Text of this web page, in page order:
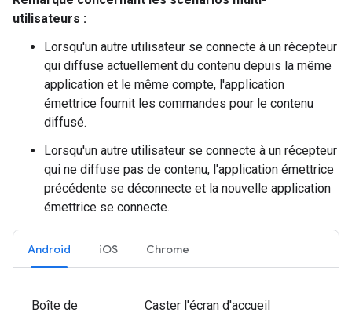
utilisateurs :
Lorsqu'un autre utilisateur se connecte à un récepteur
qui diffuse actuellement du contenu depuis la même
application et le même compte, l'application
émettrice fournit les commandes pour le contenu
diffusé.
Lorsqu'un autre utilisateur se connecte à un récepteur
qui ne diffuse pas de contenu, l'application émettrice
précédente se déconnecte et la nouvelle application
émettrice se connecte.
Android iOS Chrome
Boîte de
Caster l'écran d'accueil